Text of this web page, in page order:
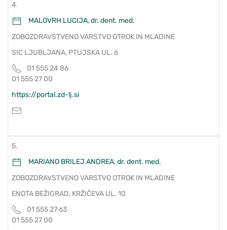
4.
MALOVRH LUCIJA, dr. dent. med.
ZOBOZDRAVSTVENO VARSTVO OTROK IN MLADINE
SIC LJUBLJANA, PTUJSKA UL. 6
01 555 24 86
01 555 27 00
https://portal.zd-lj.si
5.
MARIANO BRILEJ ANDREA, dr. dent. med.
ZOBOZDRAVSTVENO VARSTVO OTROK IN MLADINE
ENOTA BEŽIGRAD, KRŽIČEVA UL. 10
01 555 27 63
01 555 27 00